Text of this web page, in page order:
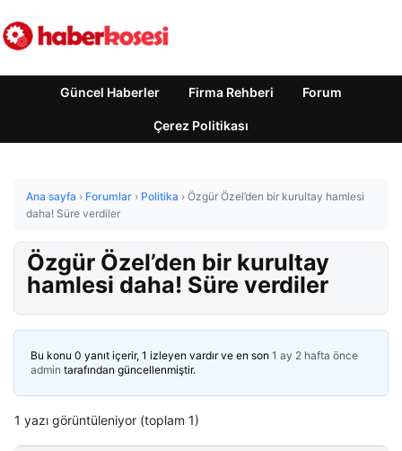
Güncel Haberler Firma Rehberi Forum
Çerez Politikası
Ana sayfa › Forumlar › Politika › Özgür Özel’den bir kurultay hamlesi
daha! Süre verdiler
Özgür Özel’den bir kurultay
hamlesi daha! Süre verdiler
Bu konu 0 yanıt içerir, 1 izleyen vardır ve en son 1 ay 2 hafta önce
admin tarafından güncellenmiştir.
1 yazı görüntüleniyor (toplam 1)